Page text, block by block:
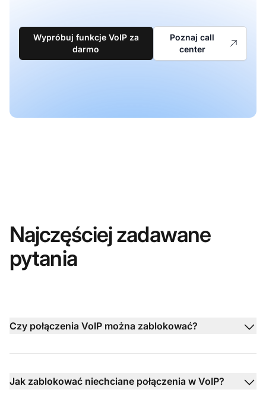
Wypróbuj funkcje VoIP za
darmo
Poznaj call
center
Najczęściej zadawane
pytania
Czy połączenia VoIP można zablokować?
Jak zablokować niechciane połączenia w VoIP?